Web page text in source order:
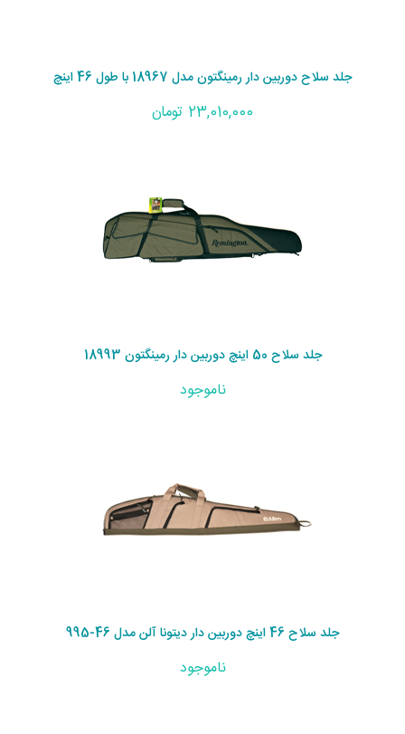
جلد سلاح دوربین دار رمینگتون مدل 18967 با طول 46 اینچ
23,010,000 تومان
جلد سلاح 50 اینچ دوربین دار رمینگتون 18993
ناموجود
جلد سلاح 46 اینچ دوربین دار دیتونا آلن مدل 46-995
ناموجود